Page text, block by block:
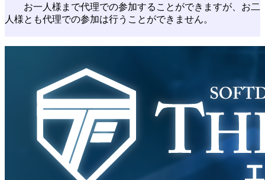
お一人様まで代理での参加することができますが、お二
人様とも代理での参加は行うことができません。